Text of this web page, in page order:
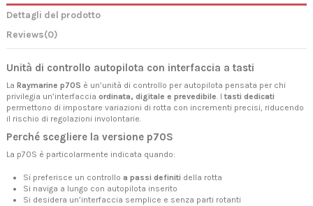
Dettagli del prodotto
Reviews(0)
Unità di controllo autopilota con interfaccia a tasti
La Raymarine p70S è un’unità di controllo per autopilota pensata per chi
privilegia un’interfaccia ordinata, digitale e prevedibile . I tasti dedicati
permettono di impostare variazioni di rotta con incrementi precisi, riducendo
il rischio di regolazioni involontarie.
Perché scegliere la versione p70S
La p70S è particolarmente indicata quando:
Si preferisce un controllo a passi definiti della rotta
Si naviga a lungo con autopilota inserito
Si desidera un’interfaccia semplice e senza parti rotanti